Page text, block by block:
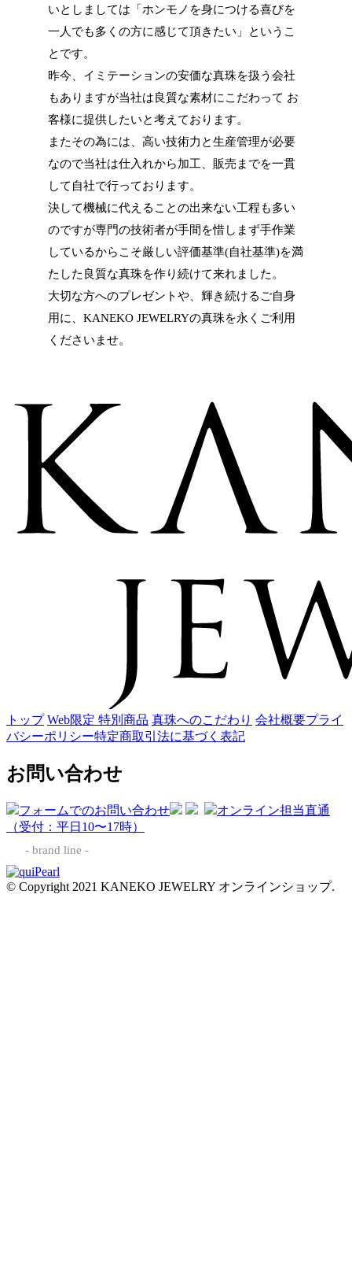
いとしましては「ホンモノを身につける喜びを
一人でも多くの方に感じて頂きたい」というこ
とです。
昨今、イミテーションの安価な真珠を扱う会社
もありますが当社は良質な素材にこだわって お
客様に提供したいと考えております。
またその為には、高い技術力と生産管理が必要
なので当社は仕入れから加工、販売までを一貫
して自社で行っております。
決して機械に代えることの出来ない工程も多い
のですが専門の技術者が手間を惜しまず手作業
しているからこそ厳しい評価基準(自社基準)を満
たした良質な真珠を作り続けて来れました。
大切な方へのプレゼントや、輝き続けるご自身
用に、KANEKO JEWELRYの真珠を永くご利用
くださいませ。
トップ Web限定 特別商品 真珠へのこだわり 会社概要プライ
バシーポリシー特定商取引法に基づく表記
お問い合わせ
フォームでのお問い合わせ
オンライン担当直通
（受付：平日10〜17時）
- brand line -
© Copyright 2021 KANEKO JEWELRY オンラインショップ.